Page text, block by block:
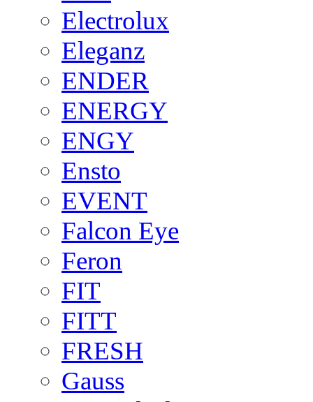
Electrolux
Eleganz
ENDER
ENERGY
ENGY
Ensto
EVENT
Falcon Eye
Feron
FIT
FITT
FRESH
Gauss